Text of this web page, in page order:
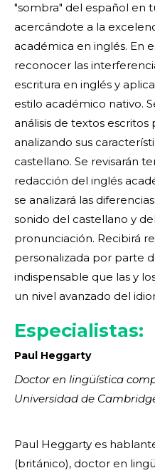
"sombra" del español en
acercándote a la
académica en inglés. En
reconocer las
escritura en inglés y
estilo académico nativo.
análisis de textos
analizando sus
castellano. Se revisarán
redacción del inglés
se analizará las
sonido del castellano y
pronunciación. Recibirá
personalizada por parte
indispensable que las y
un nivel avanzado del
Especialistas:
Paul Heggarty
Doctor en lingüística
Universidad de
Paul Heggarty es
(británico), doctor en